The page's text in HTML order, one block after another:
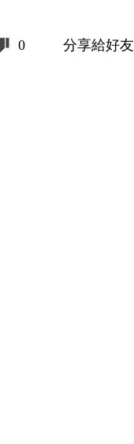
0 分享給好友